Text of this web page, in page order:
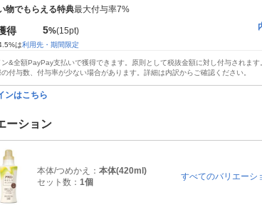
物でもらえる特典最大付与率7%
得 5%(15pt)
は利用先・期間限定
ン&全額PayPay支払いで獲得できます。原則として税抜金額に対し付与されます
の付与数、付与率が少ない場合があります。詳細は内訳からご確認ください。
ンはこちら
ーション
本体/つめかえ： 本体(420ml)
セット数： 1個
すべてのバリエーシ